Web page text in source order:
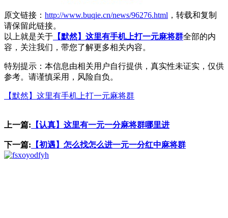
原文链接： http://www.buqie.cn/news/96276.html ，转载和复制
请保留此链接。
以上就是关于 【默然】这里有手机上打一元麻将群全部的内
容，关注我们，带您了解更多相关内容。
特别提示：本信息由相关用户自行提供，真实性未证实，仅供
参考。请谨慎采用，风险自负。
【默然】这里有手机上打一元麻将群
上一篇: 【认真】这里有一元一分麻将群哪里进
下一篇: 【初遇】怎么找怎么进一元一分红中麻将群
dfyh